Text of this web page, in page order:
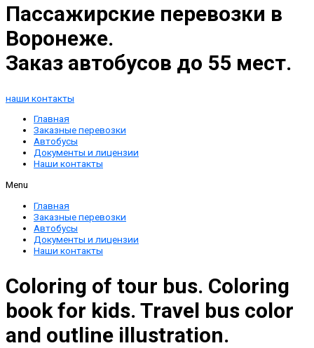
Пассажирские перевозки в
Воронеже.
Заказ автобусов до 55 мест.
наши контакты
Главная
Заказные перевозки
Автобусы
Документы и лицензии
Наши контакты
Menu
Главная
Заказные перевозки
Автобусы
Документы и лицензии
Наши контакты
Coloring of tour bus. Coloring
book for kids. Travel bus color
and outline illustration.